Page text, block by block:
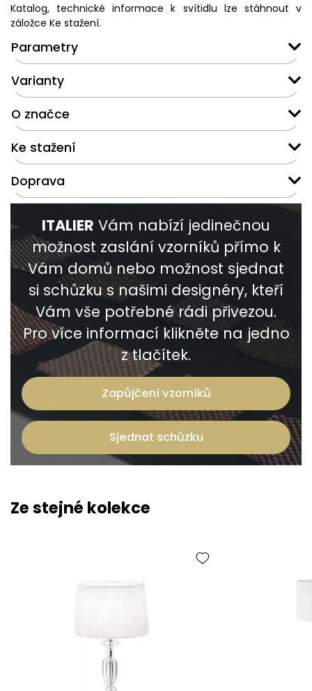
Katalog, technické informace k svítidlu lze stáhnout v
záložce Ke stažení.
Parametry
Varianty
O značce
Ke stažení
Doprava
ITALIER Vám nabízí jedinečnou
možnost zaslání vzorníků přímo k
Vám domů nebo možnost sjednat
si schůzku s našimi designéry, kteří
Vám vše potřebné rádi přivezou.
Pro více informací klikněte na jedno
z tlačítek.
Zapůjčení vzorníků
Sjednat schůzku
Ze stejné kolekce